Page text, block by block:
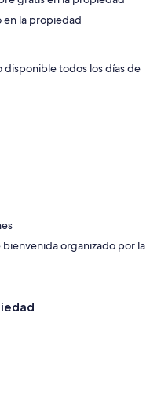
en la propiedad
todos los días de
organizado por la